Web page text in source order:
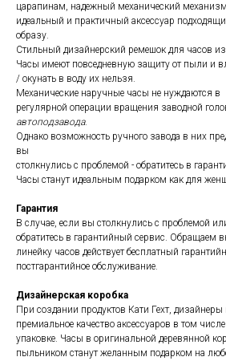
царапинам, надежный механический
идеальный и практичный аксессуар
образу.
Стильный дизайнерский ремешок для часов
Часы имеют повседневную защиту от пыли и
/ окунать в воду их нельзя.
Механические наручные часы не нуждаются в
регулярной операции вращения заводной
автоподзавода.
Однако возможность ручного завода в них
вы
столкнулись с проблемой - обратитесь в
Часы станут идеальным подарком как для
Гарантия
В случае, если вы столкнулись с проблемой
обратитесь в гарантийный сервис. Обращаем
линейку часов действует бесплатный
постгарантийное обслуживание.
Дизайнерская коробка
При создании продуктов Кати Гехт,
премиальное качество аксессуаров в том
упаковке. Часы в оригинальной деревянной
пыльником станут желанным подарком на